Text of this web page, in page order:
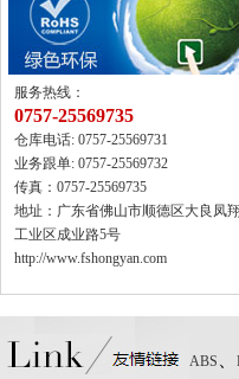
服务热线：
0757-25569735
仓库电话: 0757-25569731
业务跟单: 0757-25569732
传真：0757-25569735
地址：广东省佛山市顺德区大良凤翔
工业区成业路5号
http://www.fshongyan.com
ABS